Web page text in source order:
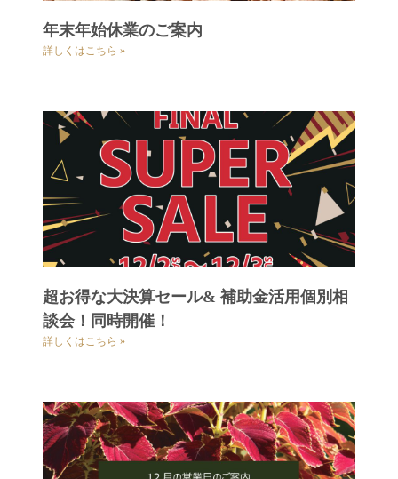
年末年始休業のご案内
詳しくはこちら »
超お得な大決算セール& 補助金活用個別相
談会！同時開催！
詳しくはこちら »